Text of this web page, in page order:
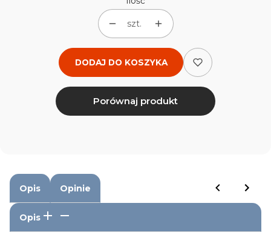
szt.
DODAJ DO KOSZYKA
Porównaj produkt
Opis Opinie
Opis